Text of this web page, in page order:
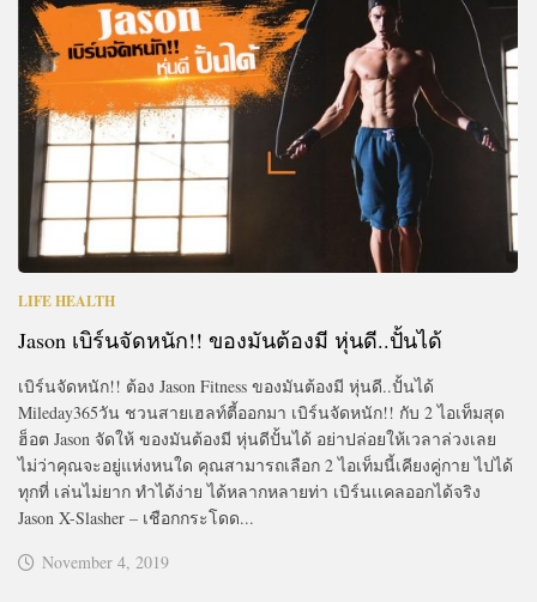
LIFE HEALTH
Jason เบิร์นจัดหนัก!! ของมันต้องมี หุ่นดี..ปั้นได้
เบิร์นจัดหนัก!! ต้อง Jason Fitness ของมันต้องมี หุ่นดี..ปั้นได้
Mileday365วัน ชวนสายเฮลท์ตี้ออกมา เบิร์นจัดหนัก!! กับ 2 ไอเท็มสุด
ฮ็อต Jason จัดให้ ของมันต้องมี หุ่นดีปั้นได้ อย่าปล่อยให้เวลาล่วงเลย
ไม่ว่าคุณจะอยู่แห่งหนใด คุณสามารถเลือก 2 ไอเท็มนี้เคียงคู่กาย ไปได้
ทุกที่ เล่นไม่ยาก ทำได้ง่าย ได้หลากหลายท่า เบิร์นเเคลออกได้จริง
Jason X-Slasher – เชือกกระโดด...
November 4, 2019